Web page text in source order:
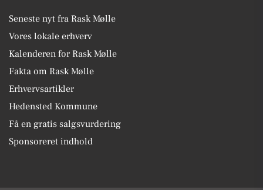
Seneste nyt fra Rask Mølle
Vores lokale erhverv
Kalenderen for Rask Mølle
Fakta om Rask Mølle
Erhvervsartikler
Hedensted Kommune
Få en gratis salgsvurdering
Sponsoreret indhold